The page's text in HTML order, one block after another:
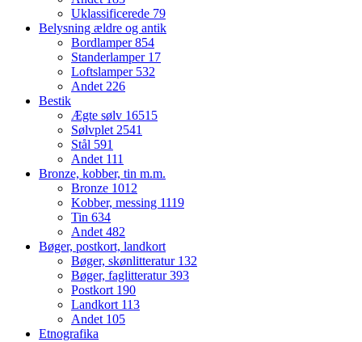
Uklassificerede 79
Belysning ældre og antik
Bordlamper854
Standerlamper 17
Loftslamper 532
Andet226
Bestik
Ægte sølv 16515
Sølvplet2541
Stål 591
Andet 111
Bronze, kobber, tin m.m.
Bronze 1012
Kobber, messing 1119
Tin 634
Andet482
Bøger, postkort, landkort
Bøger, skønlitteratur 132
Bøger, faglitteratur393
Postkort 190
Landkort 113
Andet 105
Etnografika